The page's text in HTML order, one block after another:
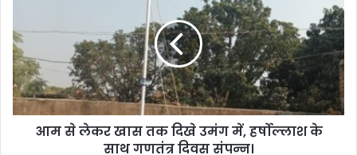
ले
क
र
खा
स
त
आम से लेकर खास तक दिखे उमंग में, हर्षोल्लाश के
साथ गणतंत्र दिवस संपन्न।